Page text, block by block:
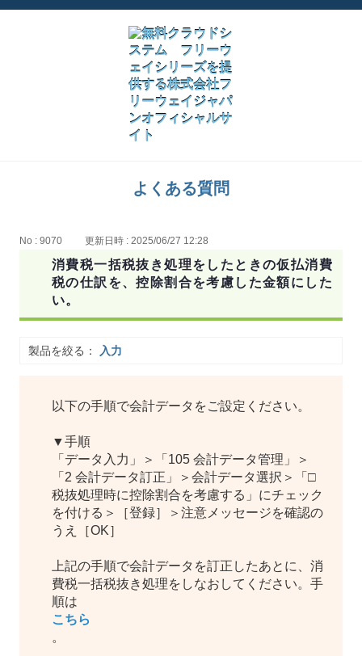
よくある質問
No : 9070 更新日時 : 2025/06/27 12:28
消費税一括税抜き処理をしたときの仮払消費
税の仕訳を、控除割合を考慮した金額にした
い。
製品を絞る： 入力
以下の手順で会計データをご設定ください。
▼手順
「データ入力」＞「105 会計データ管理」＞
「2 会計データ訂正」＞会計データ選択＞「□
税抜処理時に控除割合を考慮する」にチェック
を付ける＞［登録］＞注意メッセージを確認の
うえ［OK］
上記の手順で会計データを訂正したあとに、消
費税一括税抜き処理をしなおしてください。手
順は
こちら
。